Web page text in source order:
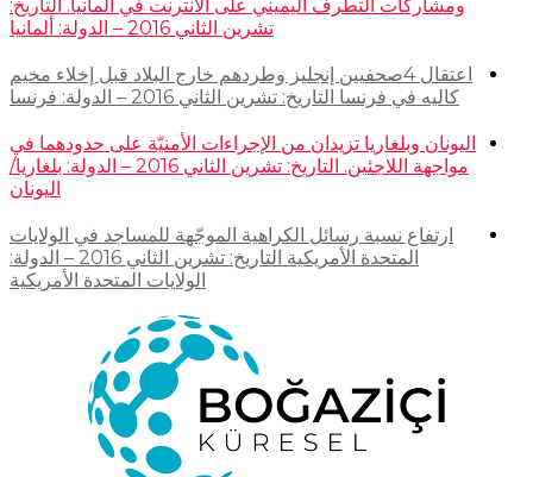
ومشاركات التطرف اليميني على الانترنت في ألمانيا. التاريخ:
تشرين الثاني 2016 – الدولة: ألمانيا
اعتقال 4صحفيين إنجليز وطردهم خارج البلاد قبل إخلاء مخيم
كاليه في فرنسا التاريخ: تشرين الثاني 2016 – الدولة: فرنسا
اليونان وبلغاريا تزيدان من الإجراءات الأمنيّة على حدودهما في
مواجهة اللاجئين. التاريخ: تشرين الثاني 2016 – الدولة: بلغاريا/
اليونان
ارتفاع نسبة رسائل الكراهية الموجّهة للمساجد في الولايات
المتحدة الأمريكية التاريخ: تشرين الثاني 2016 – الدولة:
الولايات المتحدة الأمريكية